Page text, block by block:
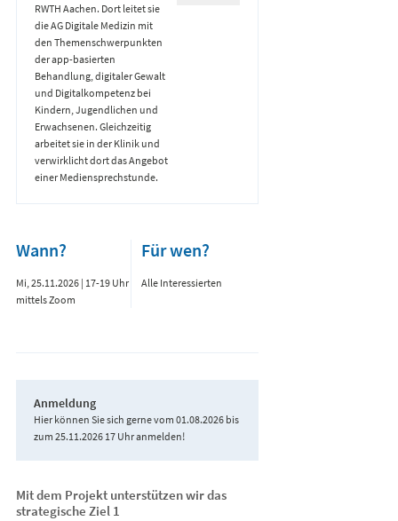
RWTH Aachen. Dort leitet sie
die AG Digitale Medizin mit
den Themenschwerpunkten
der app-basierten
Behandlung, digitaler Gewalt
und Digitalkompetenz bei
Kindern, Jugendlichen und
Erwachsenen. Gleichzeitig
arbeitet sie in der Klinik und
verwirklicht dort das Angebot
einer Mediensprechstunde.
Wann?
Mi, 25.11.2026 | 17-19 Uhr
mittels Zoom
Für wen?
Alle Interessierten
Anmeldung
Hier können Sie sich gerne vom 01.08.2026 bis
zum 25.11.2026 17 Uhr anmelden!
Mit dem Projekt unterstützen wir das
strategische Ziel 1